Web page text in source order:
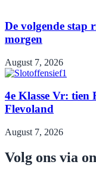
De volgende stap
morgen
August 7, 2026
4e Klasse Vr: tien
Flevoland
August 7, 2026
Volg ons via